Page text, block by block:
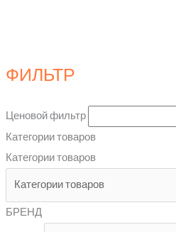
ФИЛЬТР
Ценовой фильтр
Категории товаров
Категории товаров
БРЕНД